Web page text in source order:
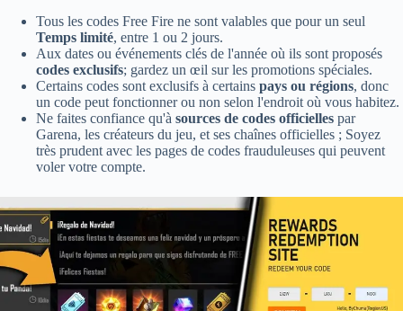
Tous les codes Free Fire ne sont valables que pour un seul
Temps limité, entre 1 ou 2 jours.
Aux dates ou événements clés de l'année où ils sont proposés
codes exclusifs; gardez un œil sur les promotions spéciales.
Certains codes sont exclusifs à certains pays ou régions, donc
un code peut fonctionner ou non selon l'endroit où vous habitez.
Ne faites confiance qu'à sources de codes officielles par
Garena, les créateurs du jeu, et ses chaînes officielles ; Soyez
très prudent avec les pages de codes frauduleuses qui peuvent
voler votre compte.